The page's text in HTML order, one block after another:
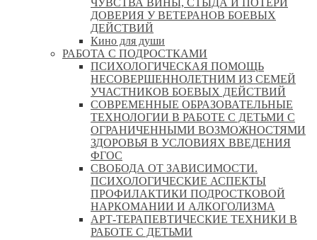
ЧУВСТВА ВИНЫ, СТЫДА И ПОТЕРИ
ДОВЕРИЯ У ВЕТЕРАНОВ БОЕВЫХ
ДЕЙСТВИЙ
Кино для души
РАБОТА С ПОДРОСТКАМИ
ПСИХОЛОГИЧЕСКАЯ ПОМОЩЬ
НЕСОВЕРШЕННОЛЕТНИМ ИЗ СЕМЕЙ
УЧАСТНИКОВ БОЕВЫХ ДЕЙСТВИЙ
СОВРЕМЕННЫЕ ОБРАЗОВАТЕЛЬНЫЕ
ТЕХНОЛОГИИ В РАБОТЕ С ДЕТЬМИ С
ОГРАНИЧЕННЫМИ ВОЗМОЖНОСТЯМИ
ЗДОРОВЬЯ В УСЛОВИЯХ ВВЕДЕНИЯ
ФГОС
СВОБОДА ОТ ЗАВИСИМОСТИ.
ПСИХОЛОГИЧЕСКИЕ АСПЕКТЫ
ПРОФИЛАКТИКИ ПОДРОСТКОВОЙ
НАРКОМАНИИ И АЛКОГОЛИЗМА
АРТ-ТЕРАПЕВТИЧЕСКИЕ ТЕХНИКИ В
РАБОТЕ С ДЕТЬМИ